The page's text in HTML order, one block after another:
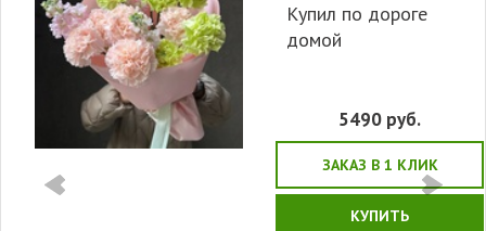
Купил по дороге
домой
5490 руб.
ЗАКАЗ В 1 КЛИК
КУПИТЬ